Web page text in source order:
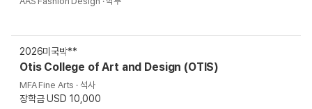
2026미국박**
Otis College of Art and Design (OTIS)
MFA Fine Arts · 석사
장학금 USD 10,000